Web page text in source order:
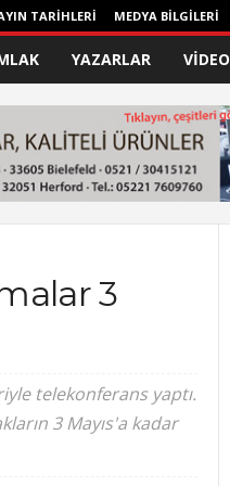
TARİHLERİ MEDYA BİLGİLERİ
YAZARLAR VİDEO
3
telekonferans yaptı.
3 Mayıs'a kadar